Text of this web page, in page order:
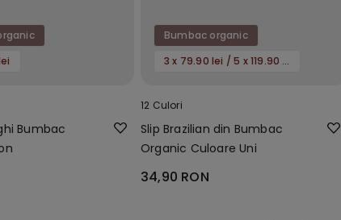
Bumbac
Bumbac organic
3 x 79.90 lei / 5 x 119.90 lei
12 Culori
Slip Brazilian din Bumbac
Organic Culoare Uni
34,90 RON